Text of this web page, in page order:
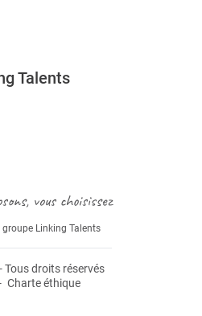
Talents
vous choisissez
Linking Talents
droits réservés
Charte éthique